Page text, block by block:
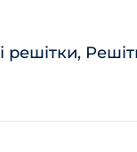
решітки,